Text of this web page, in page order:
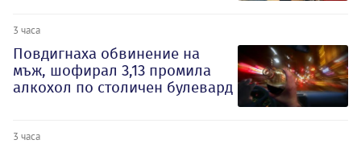
3 часа
Повдигнаха обвинение на
мъж, шофирал 3,13 промила
алкохол по столичен булевард
3 часа